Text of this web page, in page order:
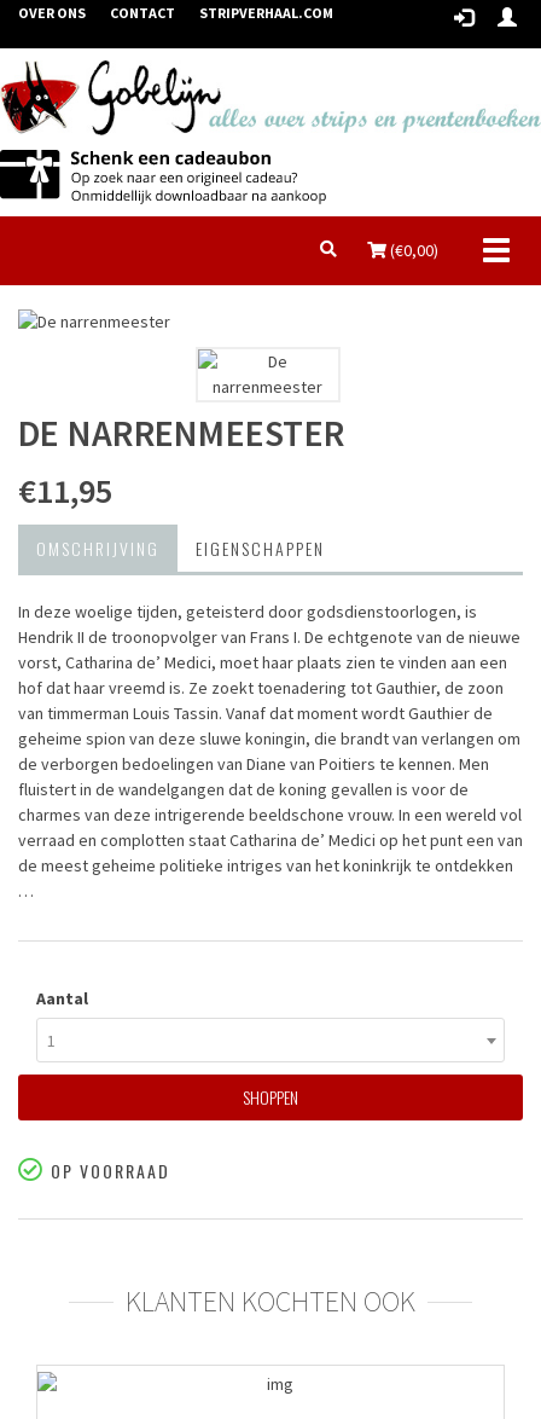
OVER ONS CONTACT STRIPVERHAAL.COM
(€0,00)
DE NARRENMEESTER
€11,95
OMSCHRIJVING EIGENSCHAPPEN
In deze woelige tijden, geteisterd door godsdienstoorlogen, is
Hendrik II de troonopvolger van Frans I. De echtgenote van de nieuwe
vorst, Catharina de’ Medici, moet haar plaats zien te vinden aan een
hof dat haar vreemd is. Ze zoekt toenadering tot Gauthier, de zoon
van timmerman Louis Tassin. Vanaf dat moment wordt Gauthier de
geheime spion van deze sluwe koningin, die brandt van verlangen om
de verborgen bedoelingen van Diane van Poitiers te kennen. Men
fluistert in de wandelgangen dat de koning gevallen is voor de
charmes van deze intrigerende beeldschone vrouw. In een wereld vol
verraad en complotten staat Catharina de’ Medici op het punt een van
de meest geheime politieke intriges van het koninkrijk te ontdekken
…
Aantal
1
SHOPPEN
OP VOORRAAD
KLANTEN KOCHTEN OOK